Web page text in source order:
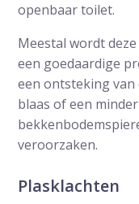
openbaar toilet.
Meestal wordt
een goedaardige
een ontsteking van
blaas of een
veroorzaken.
Plasklachten